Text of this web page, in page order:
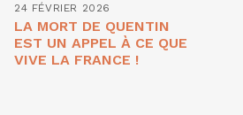
24 FÉVRIER 2026
LA MORT DE QUENTIN
EST UN APPEL À CE QUE
VIVE LA FRANCE !